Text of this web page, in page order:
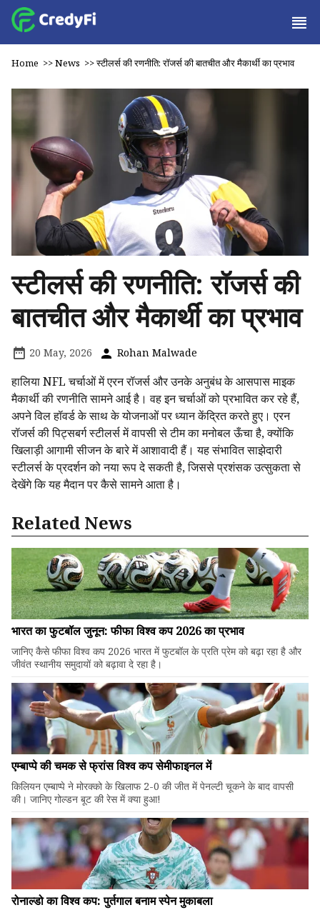
Home >>News >>स्टीलर्स की रणनीति: रॉजर्स की बातचीत और मैकार्थी का प्रभाव
स्टीलर्स की रणनीति: रॉजर्स की
बातचीत और मैकार्थी का प्रभाव
20 May, 2026 Rohan Malwade
हालिया NFL चर्चाओं में एरन रॉजर्स और उनके अनुबंध के आसपास माइक
मैकार्थी की रणनीति सामने आई है। वह इन चर्चाओं को प्रभावित कर रहे हैं,
अपने विल हॉवर्ड के साथ के योजनाओं पर ध्यान केंद्रित करते हुए। एरन
रॉजर्स की पिट्सबर्ग स्टीलर्स में वापसी से टीम का मनोबल ऊँचा है, क्योंकि
खिलाड़ी आगामी सीजन के बारे में आशावादी हैं। यह संभावित साझेदारी
स्टीलर्स के प्रदर्शन को नया रूप दे सकती है, जिससे प्रशंसक उत्सुकता से
देखेंगे कि यह मैदान पर कैसे सामने आता है।
Related News
भारत का फुटबॉल जुनून: फीफा विश्व कप 2026 का प्रभाव
जानिए कैसे फीफा विश्व कप 2026 भारत में फुटबॉल के प्रति प्रेम को बढ़ा रहा है और
जीवंत स्थानीय समुदायों को बढ़ावा दे रहा है।
एम्बाप्पे की चमक से फ्रांस विश्व कप सेमीफाइनल में
किलियन एम्बाप्पे ने मोरक्को के खिलाफ 2-0 की जीत में पेनल्टी चूकने के बाद वापसी
की। जानिए गोल्डन बूट की रेस में क्या हुआ!
रोनाल्डो का विश्व कप: पुर्तगाल बनाम स्पेन मुकाबला